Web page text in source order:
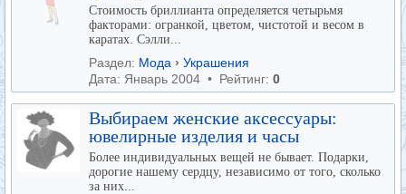
Стоимость бриллианта определяется четырьмя
факторами: огранкой, цветом, чистотой и весом в
каратах. Сэлли...
Раздел: Мода › Украшения
Дата: Январь 2004 • Рейтинг: 0
Выбираем женские аксессуары:
ювелирные изделия и часы
Более индивидуальных вещей не бывает. Подарки,
дорогие нашему сердцу, независимо от того, сколько
за них...